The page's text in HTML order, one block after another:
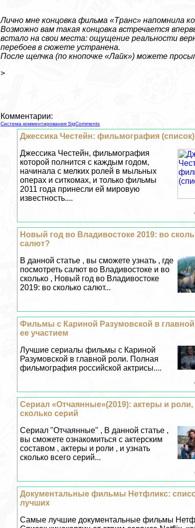
Лично мне концовка фильма «Tрaнc» напомнила
Возможно вам такая концовка встречается
встало на свои места: ощущение реальности
перебоев в сюжете устранена.
После щелчка (по кнопочке «Лайк») можете
>
Комментарии:
Система комментирования SigComments
Джессика Честейн: фильмография (список)
Джессика Честейн, фильмография
которой полнится с каждым годом,
начинала с мелких ролей в мыльных
операх и ситкомах, и только фильмы
2011 года принесли ей мировую
известность....
Новый год во Владивостоке 2019: во
салют?
В данной статье , вы сможете узнать , где
посмотреть салют во Владивостоке и во
сколько , Новый год во Владивостоке
2019: во сколько салют...
Фильмы с Кариной Разумовской в
ее участием
Лучшие сериалы фильмы с Кариной
Разумовской в главной роли. Полная
фильмография российской актрисы....
Сериал «Отчаянные»(2019): актеры и роли,
сколько серий
Сериал "Отчаянные" , В данной статье ,
вы сможете ознакомиться с актерским
составом , актеры и роли , и узнать
сколько всего серий...
Документальные фильмы Нетфликс:
лучших
Самые лучшие документальные фильмы